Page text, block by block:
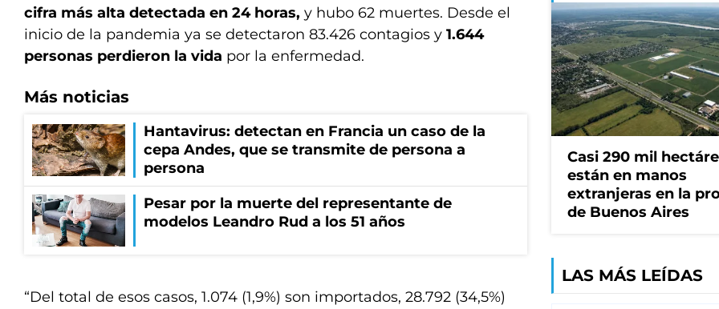
cifra más alta detectada en 24 horas, y hubo 62 muertes. Desde el
inicio de la pandemia ya se detectaron 83.426 contagios y 1.644
personas perdieron la vida por la enfermedad.
Más noticias
Hantavirus: detectan en Francia un caso de la
cepa Andes, que se transmite de persona a
persona
Pesar por la muerte del representante de
modelos Leandro Rud a los 51 años
“Del total de esos casos, 1.074 (1,9%) son importados, 28.792 (34,5%)
Casi 290 mil
están en manos
extranjeras en la
de Buenos Aires
LAS MÁS LEÍDAS